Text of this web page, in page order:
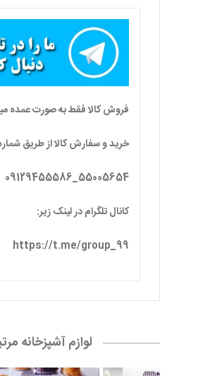
فروش کالا فقط به صورت عمده
خرید و سفارش کالا از طریق
55005654_09129455586
کانال تلگرام در لینک زیر:
https://t.me/group_99
لوازم آشپزخانه